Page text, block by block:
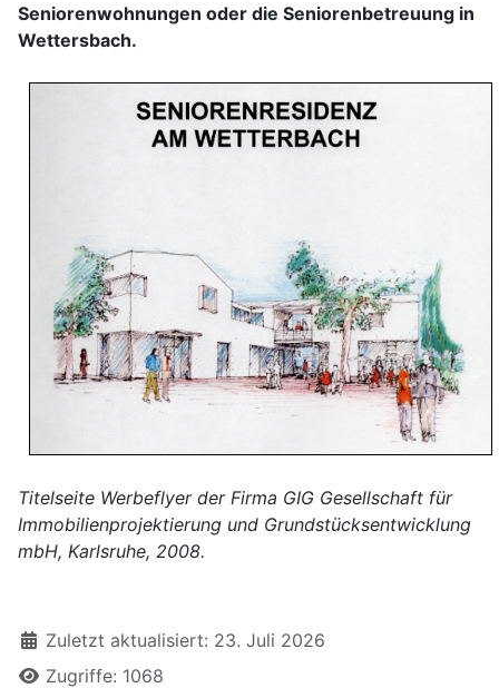
Seniorenwohnungen oder die Seniorenbetreuung in
Wettersbach.
Titelseite Werbeflyer der Firma GIG Gesellschaft für
Immobilienprojektierung und Grundstücksentwicklung
mbH, Karlsruhe, 2008.
Zuletzt aktualisiert: 23. Juli 2026
Zugriffe: 1068